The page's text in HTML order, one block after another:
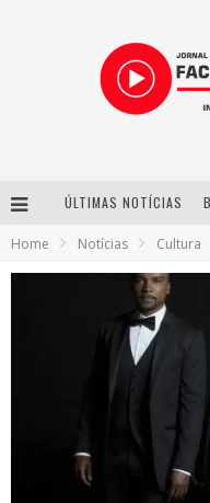
ÚLTIMAS NOTÍCIAS
Home Notícias Cultura